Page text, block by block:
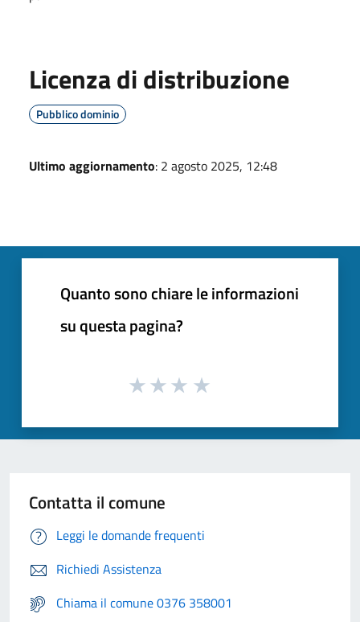
Licenza di distribuzione
Pubblico dominio
Ultimo aggiornamento: 2 agosto 2025, 12:48
Quanto sono chiare le informazioni
su questa pagina?
Contatta il comune
Leggi le domande frequenti
Richiedi Assistenza
Chiama il comune 0376 358001